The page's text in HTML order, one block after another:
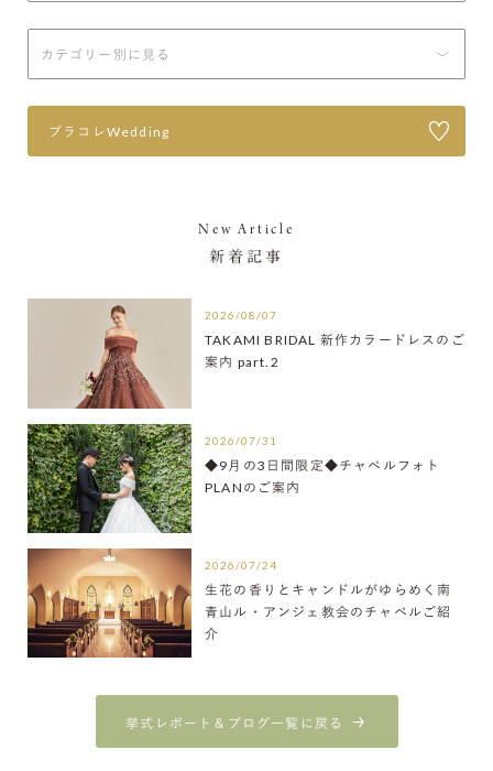
プラコレWedding
New Article
新着記事
2026/08/07
TAKAMI BRIDAL 新作カラードレスのご
案内 part.2
2026/07/31
◆9月の3日間限定◆チャペルフォト
PLANのご案内
2026/07/24
生花の香りとキャンドルがゆらめく南
青山ル・アンジェ教会のチャペルご紹
介
挙式レポート＆ブログ一覧に戻る